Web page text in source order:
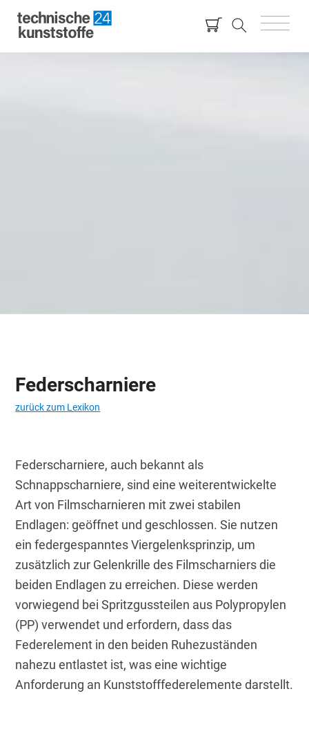
Federscharniere
zurück zum Lexikon
Federscharniere, auch bekannt als
Schnappscharniere, sind eine weiterentwickelte
Art von Filmscharnieren mit zwei stabilen
Endlagen: geöffnet und geschlossen. Sie nutzen
ein federgespanntes Viergelenksprinzip, um
zusätzlich zur Gelenkrille des Filmscharniers die
beiden Endlagen zu erreichen. Diese werden
vorwiegend bei Spritzgussteilen aus Polypropylen
(PP) verwendet und erfordern, dass das
Federelement in den beiden Ruhezuständen
nahezu entlastet ist, was eine wichtige
Anforderung an Kunststofffederelemente darstellt.